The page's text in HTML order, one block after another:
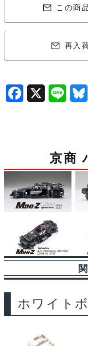
ボ
セ
ト
(ホ
MZN216
個
この商
再入
o
o
X
京商
ホワイト